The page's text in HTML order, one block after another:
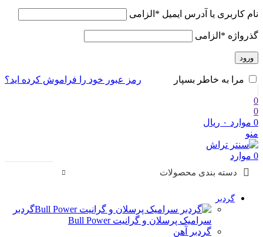
نام کاربری یا آدرس ایمیل * الزامی
گذرواژه * الزامی
ورود
رمز عبور خود را فراموش کرده اید؟ مرا به خاطر بسپار
0
0
0 موارد ۰ ریال
منو
0 موارد
دسته بندی محصولات
گردبر
گردبر
سرامیک پرسلان و گرانیت Bull Power
گردبر آهن